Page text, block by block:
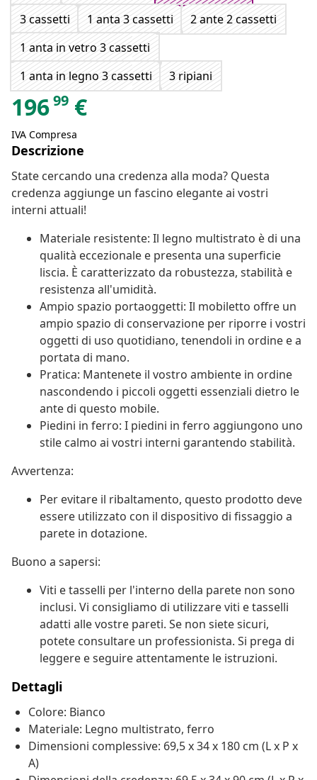
3 cassetti
1 anta 3 cassetti
2 ante 2 cassetti
1 anta in vetro 3 cassetti
1 anta in legno 3 cassetti
3 ripiani
19699 €
IVA Compresa
Descrizione
State cercando una credenza alla moda? Questa
credenza aggiunge un fascino elegante ai vostri
interni attuali!
Materiale resistente: Il legno multistrato è di una
qualità eccezionale e presenta una superficie
liscia. È caratterizzato da robustezza, stabilità e
resistenza all'umidità.
Ampio spazio portaoggetti: Il mobiletto offre un
ampio spazio di conservazione per riporre i vostri
oggetti di uso quotidiano, tenendoli in ordine e a
portata di mano.
Pratica: Mantenete il vostro ambiente in ordine
nascondendo i piccoli oggetti essenziali dietro le
ante di questo mobile.
Piedini in ferro: I piedini in ferro aggiungono uno
stile calmo ai vostri interni garantendo stabilità.
Avvertenza:
Per evitare il ribaltamento, questo prodotto deve
essere utilizzato con il dispositivo di fissaggio a
parete in dotazione.
Buono a sapersi:
Viti e tasselli per l'interno della parete non sono
inclusi. Vi consigliamo di utilizzare viti e tasselli
adatti alle vostre pareti. Se non siete sicuri,
potete consultare un professionista. Si prega di
leggere e seguire attentamente le istruzioni.
Dettagli
Colore: Bianco
Materiale: Legno multistrato, ferro
Dimensioni complessive: 69,5 x 34 x 180 cm (L x P x
A)